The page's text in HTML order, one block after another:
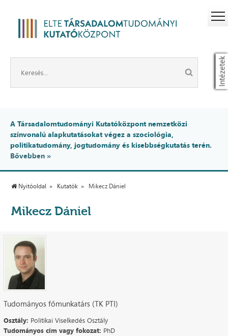
Intézetek
A Társadalomtudományi Kutatóközpont nemzetközi
színvonalú alapkutatásokat végez a szociológia,
politikatudomány, jogtudomány és kisebbségkutatás terén.
Bővebben »
Nyitóoldal Kutatók Mikecz Dániel
Mikecz Dániel
Tudományos főmunkatárs (TK PTI)
Osztály: Politikai Viselkedés Osztály
Tudományos cím vagy fokozat: PhD